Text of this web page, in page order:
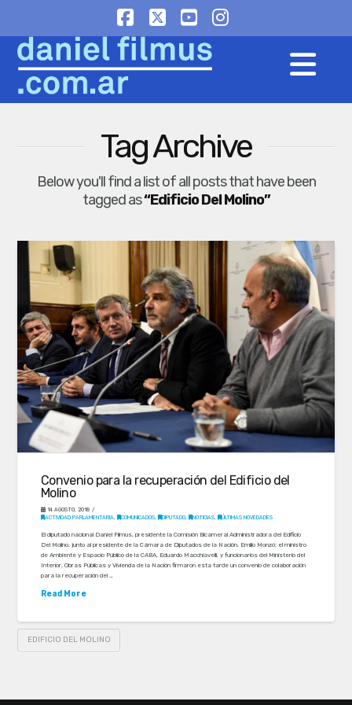
Facebook
X YouTube
Instagram
Tag Archive
Below you'll find a list of all posts that have been
tagged as“Edificio Del Molino”
Convenio para la recuperación del Edificio del
Molino
14 AGOSTO, 2018
ACTIVIDAD PARLAMENTARIA, COMUNICADOS, DIPUTADO, NOTICIAS, ÚLTIMAS NOVEDADES
El diputado nacional Daniel Filmus, presidente la Comisión Bicameral Administradora del Edificio
Del Molino, junto al presidente de la Cámara de Diputados de la Nación, Emilio Monzó; el ministro
de Ambiente y Espacio Público de la CABA, Eduardo Macchiavelli, y funcionarios del Ministerio del
Interior, Obras Públicas y Vivienda de la Nación firmaron esta tarde un convenio de colaboración
para la recuperación del …
Read More
EDIFICIO DEL MOLINO